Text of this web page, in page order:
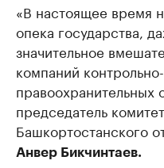
«В настоящее время
опека государства,
значительное
компаний
правоохранительных
председатель
Башкортостанского
Анвер Бикчинтаев.